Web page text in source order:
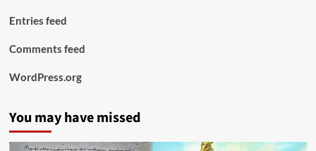
Entries feed
Comments feed
WordPress.org
You may have missed